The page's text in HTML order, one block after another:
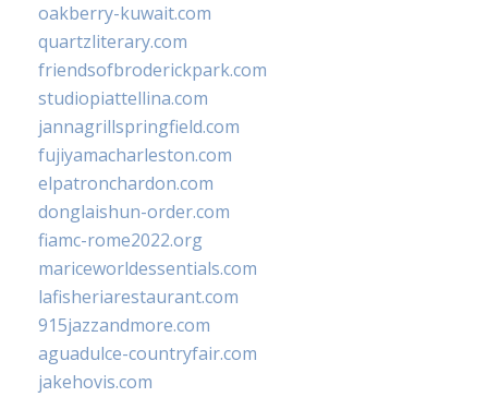
oakberry-kuwait.com
quartzliterary.com
friendsofbroderickpark.com
studiopiattellina.com
jannagrillspringfield.com
fujiyamacharleston.com
elpatronchardon.com
donglaishun-order.com
fiamc-rome2022.org
mariceworldessentials.com
lafisheriarestaurant.com
915jazzandmore.com
aguadulce-countryfair.com
jakehovis.com